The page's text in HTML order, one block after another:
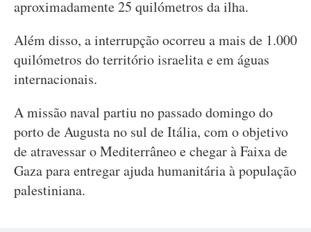
aproximadamente 25 quilómetros da ilha.
Além disso, a interrupção ocorreu a mais de 1.000
quilómetros do território israelita e em águas
internacionais.
A missão naval partiu no passado domingo do
porto de Augusta no sul de Itália, com o objetivo
de atravessar o Mediterrâneo e chegar à Faixa de
Gaza para entregar ajuda humanitária à população
palestiniana.